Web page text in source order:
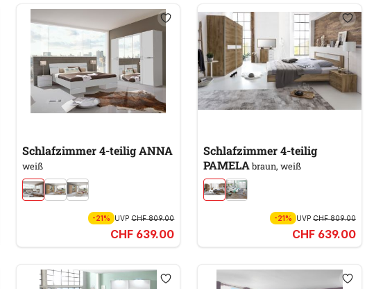
Schlafzimmer 4-teilig ANNA
weiß
-21% UVPCHF 809.00
CHF 639.00
Schlafzimmer 4-teilig
PAMELAbraun, weiß
-21% UVP CHF 809.00
CHF 639.00